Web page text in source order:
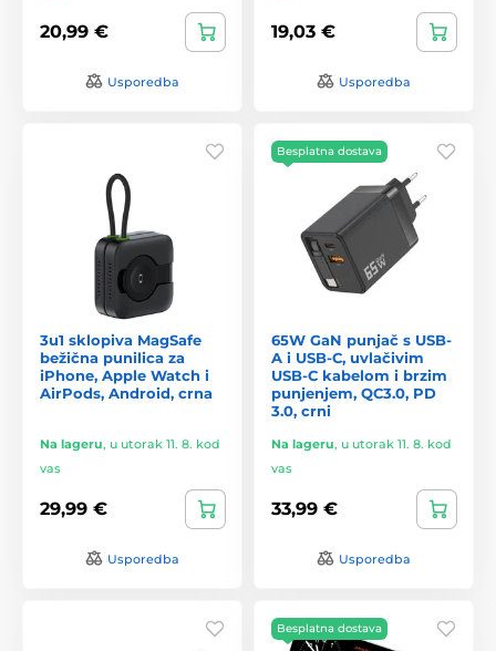
20,99 €
Usporedba
19,03 €
Usporedba
3u1 sklopiva MagSafe
bežična punilica za
iPhone, Apple Watch i
AirPods, Android, crna
Na lageru, u utorak 11. 8. kod
vas
29,99 €
Usporedba
Besplatna dostava
65W GaN punjač s USB-
A i USB-C, uvlačivim
USB-C kabelom i brzim
punjenjem, QC3.0, PD
3.0, crni
Na lageru, u utorak 11. 8. kod
vas
33,99 €
Usporedba
Besplatna dostava